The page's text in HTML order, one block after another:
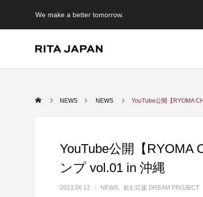
We make a better tomorrow.
Warning
/
NEWS NEWS YouTube公開【RYOMA
YouTube公開【RYOMA
ンプ vol.01 in 沖縄
2023.06.12 NEWS 飲む応援 DREAM PROJECT